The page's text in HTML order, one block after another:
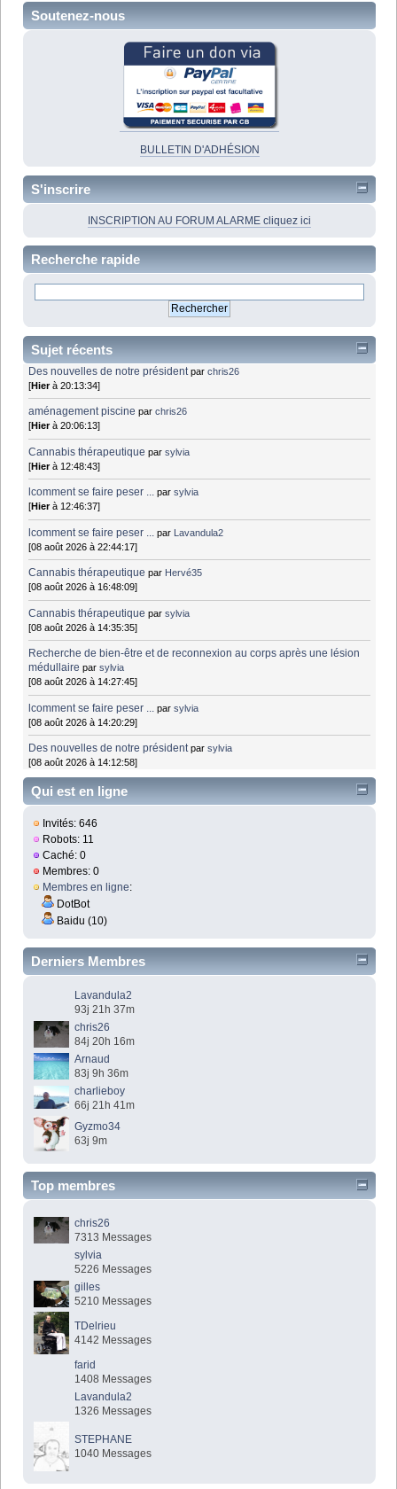
Soutenez-nous
BULLETIN D'ADHÉSION
S'inscrire
INSCRIPTION AU FORUM ALARME cliquez ici
Recherche rapide
Sujet récents
Des nouvelles de notre président parchris26
[Hierà 20:13:34]
aménagement piscine parchris26
[Hierà 20:06:13]
Cannabis thérapeutique parsylvia
[Hierà 12:48:43]
lcomment se faire peser ... parsylvia
[Hierà 12:46:37]
lcomment se faire peser ... par Lavandula2
[08 août 2026 à 22:44:17]
Cannabis thérapeutique par Hervé35
[08 août 2026 à 16:48:09]
Cannabis thérapeutique parsylvia
[08 août 2026 à 14:35:35]
Recherche de bien-être et de reconnexion au corps après une lésion
médullaire parsylvia
[08 août 2026 à 14:27:45]
lcomment se faire peser ... parsylvia
[08 août 2026 à 14:20:29]
Des nouvelles de notre président parsylvia
[08 août 2026 à 14:12:58]
Qui est en ligne
Invités: 646
Robots: 11
Caché: 0
Membres: 0
Membres en ligne:
DotBot
Baidu (10)
Derniers Membres
Lavandula2
93j 21h 37m
chris26
84j 20h 16m
Arnaud
83j 9h 36m
charlieboy
66j 21h 41m
Gyzmo34
63j 9m
Top membres
chris26
7313 Messages
sylvia
5226 Messages
gilles
5210 Messages
TDelrieu
4142 Messages
farid
1408 Messages
Lavandula2
1326 Messages
STEPHANE
1040 Messages